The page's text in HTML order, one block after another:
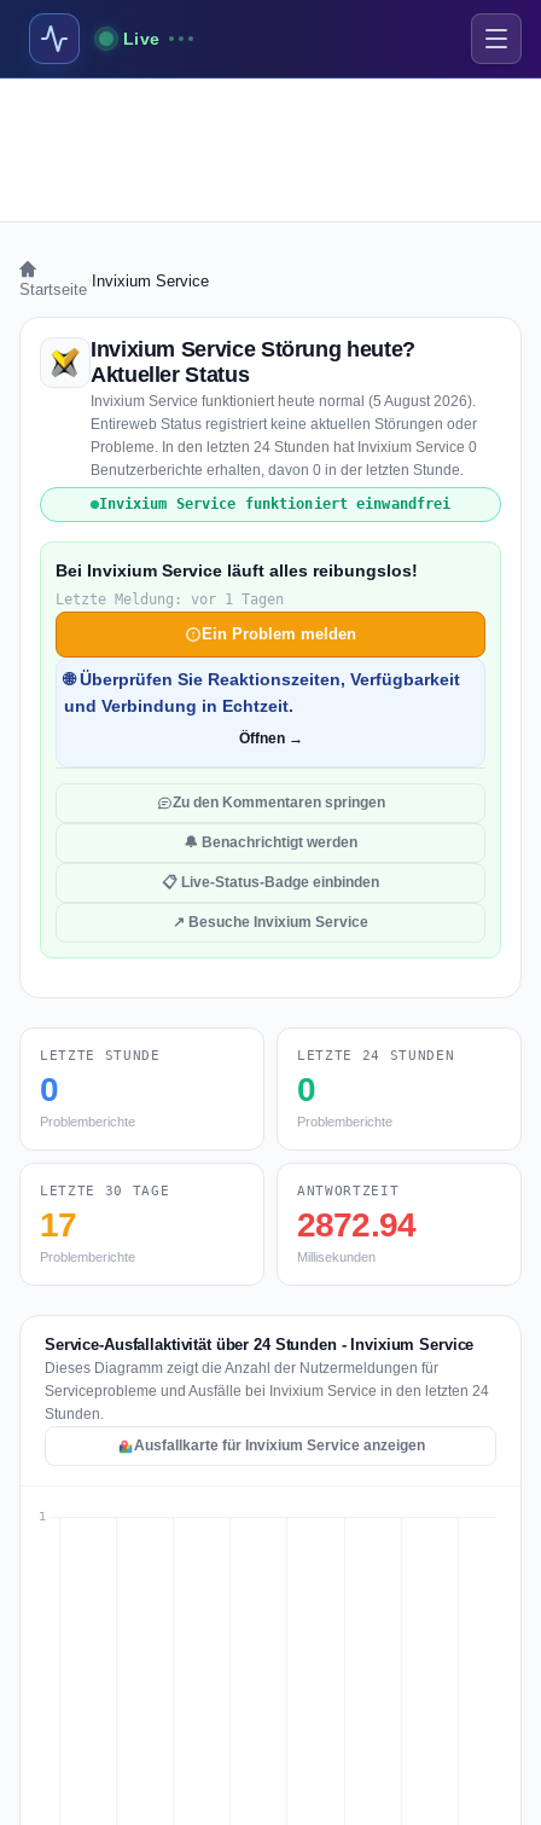
Live
Startseite Invixium Service
Invixium Service Störung heute?
Aktueller Status
Invixium Service funktioniert heute normal (5 August 2026).
Entireweb Status registriert keine aktuellen Störungen oder
Probleme. In den letzten 24 Stunden hat Invixium Service 0
Benutzerberichte erhalten, davon 0 in der letzten Stunde.
Invixium Service funktioniert einwandfrei
Bei Invixium Service läuft alles reibungslos!
Letzte Meldung: vor 1 Tagen
Ein Problem melden
🌐 Überprüfen Sie Reaktionszeiten, Verfügbarkeit
und Verbindung in Echtzeit.
Öffnen →
Zu den Kommentaren springen
🔔 Benachrichtigt werden
📋 Live-Status-Badge einbinden
↗ Besuche Invixium Service
LETZTE STUNDE
0
Problemberichte
LETZTE 24 STUNDEN
0
Problemberichte
LETZTE 30 TAGE
17
Problemberichte
ANTWORTZEIT
2872.94
Millisekunden
Service-Ausfallaktivität über 24 Stunden - Invixium Service
Dieses Diagramm zeigt die Anzahl der Nutzermeldungen für
Serviceprobleme und Ausfälle bei Invixium Service in den letzten 24
Stunden.
Ausfallkarte für Invixium Service anzeigen